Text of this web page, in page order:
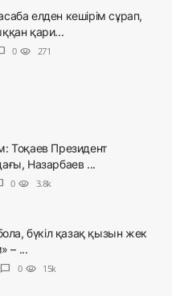
елден кешірім сұрап,
қари...
0 visibility 271
Тоқаев Президент
Назарбаев ...
0 visibility 3.8k
бүкіл қазақ қызын жек
– ...
chat_bubble 0 visibility 15k